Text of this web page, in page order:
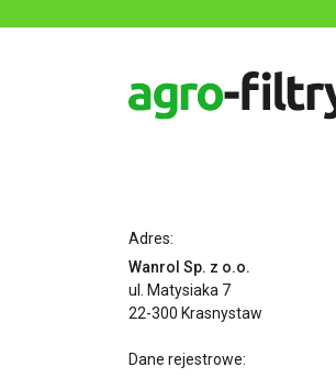
Adres:
Wanrol Sp. z o.o.
ul. Matysiaka 7
22-300 Krasnystaw
Dane rejestrowe: